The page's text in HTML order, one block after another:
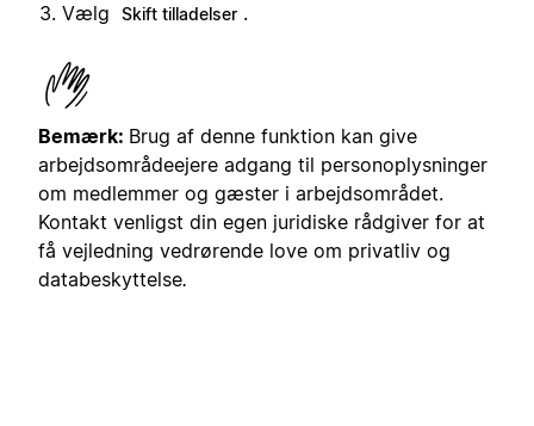
Vælg
Skift tilladelser .
Bemærk: Brug af denne funktion kan give
arbejdsområdeejere adgang til personoplysninger
om medlemmer og gæster i arbejdsområdet.
Kontakt venligst din egen juridiske rådgiver for at
få vejledning vedrørende love om privatliv og
databeskyttelse.